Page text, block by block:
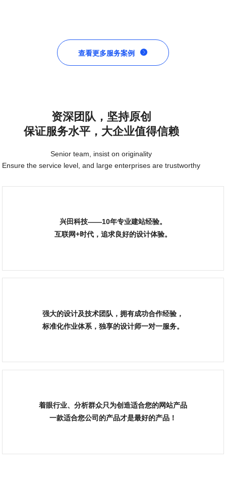
查看更多服务案例 
资深团队，坚持原创
保证服务水平，大企业值得信赖
Senior team, insist on originality
Ensure the service level, and large enterprises are trustworthy
兴田科技——10年专业建站经验。
互联网+时代，追求良好的设计体验。
强大的设计及技术团队，拥有成功合作经验，
标准化作业体系，独享的设计师一对一服务。
着眼行业、分析群众只为创造适合您的网站产品
一款适合您公司的产品才是最好的产品！